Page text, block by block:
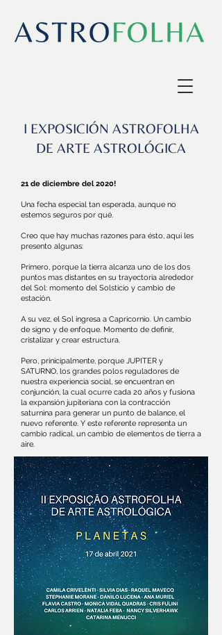
I EXPOSICIÓN ASTROFOLHA
DE ARTE ASTROLÓGICA
21 de diciembre del 2020!
Una fecha especial tan esperada, aunque no
estemos seguros por qué.
Creo que hay muchas razones para ésto, aqui les
presento algunas:
Primero, porque la tierra alcanza uno de los dos
puntos mas distantes en su trayectoria alrededor
del Sol: momento del Solsticio y cambio de
estación.
A su vez, el Sol ingresa a Capricornio. Un cambio
de signo y de enfoque. Momento de definir,
cristalizar y crear estructura.
Pero, prinicipalmente, porque JUPITER y
SATURNO, los grandes polos reguladores de
nuestra experiencia social, se encuentran en
conjunción, la cual ocurre cada 20 años y fusiona
la expansión jupiteriana con la contracción
saturnina para generar un punto de balance, el
nuevo referente. Y este referente representa un
cambio radical, un cambio de elementos de tierra a
aire.